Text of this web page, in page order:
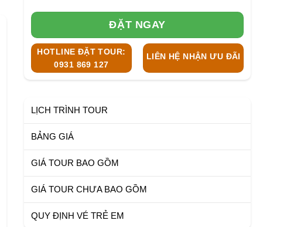
ĐẶT NGAY
HOTLINE ĐẶT TOUR:
0931 869 127
LIÊN HỆ NHẬN ƯU ĐÃI
LỊCH TRÌNH TOUR
BẢNG GIÁ
GIÁ TOUR BAO GỒM
GIÁ TOUR CHƯA BAO GỒM
QUY ĐỊNH VÉ TRẺ EM